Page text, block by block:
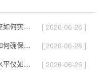
精密设备安装调平：EDA 61R空心底座如何实现精确安装？
[ 2026-06-26 ]
圆柱体水平校准：EDA 61R带槽底座如何确保平面与圆柱面测量一致…
[ 2026-06-26 ]
机床导轨直线度检测：EDA 61R线性水平仪如何实现微弧度级精度？
[ 2026-06-26 ]